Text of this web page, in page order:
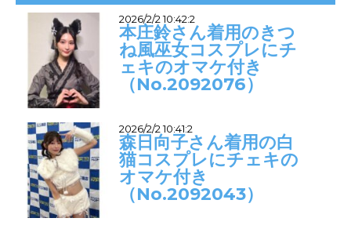
2026/2/2 10:42:2
本庄鈴さん着用のきつ
ね風巫女コスプレにチ
ェキのオマケ付き
（No.2092076）
2026/2/2 10:41:2
森日向子さん着用の白
猫コスプレにチェキの
オマケ付き
（No.2092043）